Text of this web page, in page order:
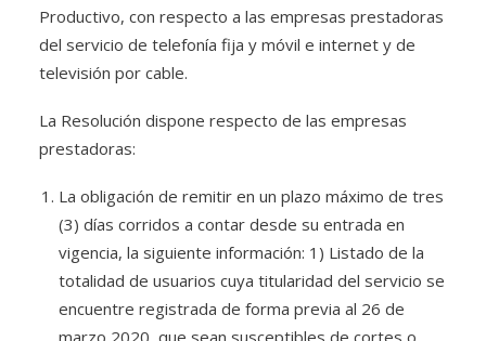
Productivo, con respecto a las empresas prestadoras
del servicio de telefonía fija y móvil e internet y de
televisión por cable.
La Resolución dispone respecto de las empresas
prestadoras:
La obligación de remitir en un plazo máximo de tres
(3) días corridos a contar desde su entrada en
vigencia, la siguiente información: 1) Listado de la
totalidad de usuarios cuya titularidad del servicio se
encuentre registrada de forma previa al 26 de
marzo 2020, que sean susceptibles de cortes o